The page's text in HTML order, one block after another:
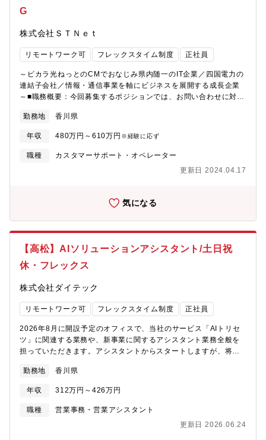
G
株式会社ＳＴＮｅｔ
リモートワーク可 フレックスタイム制度 正社員
～ピカラ光ねっとのCMでおなじみ県内随一のIT企業／四国電力の
連結子会社／情報・通信事業を軸にビジネスを展開する成長企業
～■職務概要：今回募集するポジションでは、お問い合わせに対す
正なパフォーマンス管理や、ばらつきのない応対品質の向上、チ
ャットボットなどのノンボイス応対の改善などがミッションとな
ります。委託しているコンタクトセンターの管理者と連携し、コ
ンタクトセンターの品質向上のために取り組んでいただきます。
体的には次の業務に取り組んでいただきます。・お客さまへご案
などから、時流の要望を先読みしサービスの企画・立案への連
携・お客さま向けのノンボイスのプロモーション企画と実施(WEB
サイトのメンテナンス、SNS配信など）■組織構成：お客さまセン
ターの部署には、20代～50代までの社員138名（うち業務委託社
員約100名）が在籍しております。■配属部署について：ピカラ光
のコンタクトセンターではピカラ光を既にご利用いただいている
お客さまのサポートをしています。設定方法がわからない、回線
お問い合わせに対応しています。
勤務地 香川県
年収 480万円～610万円 ※経験に応ず
職種
カスタマーサポート・オペレーター
更新日 2024.04.17
気になる
【高松】AIソリューションアシスタント/土日祝
休・フレックス
株式会社ダイテック
リモートワーク可 フレックスタイム制度 正社員
2026年8月に開設予定のオフィスで、当社のサービス「AIトリセ
ツ」に関連する業務や、新事業に関するアシスタント業務全般を
担っていただきます。アシスタントからスタートしますが、将来
アシスタント：自社・協業先（Copilotなど）のサービス展開およ
びサポートなど・イベントアシスタント：自社および協業先主催
イベントや地域貢献などに関するイベント活動のサポートなど・
セミナーアシスタント：各種セミナーの講師またはアシスタン
ート、Webマーケティングなど、様々な業務に携わることもでき
勤務地 香川県
年収 312万円～426万円
職種
営業事務・営業アシスタント
更新日 2026.06.24